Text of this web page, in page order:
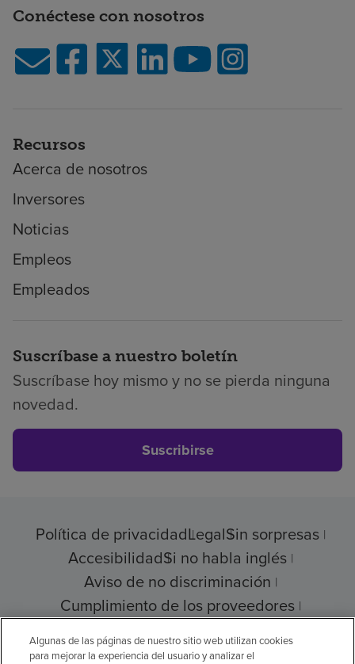
Conéctese con nosotros
Recursos
Acerca de nosotros
Inversores
Noticias
Empleos
Empleados
Suscríbase a nuestro boletín
Suscríbase hoy mismo y no se pierda ninguna
novedad.
Suscribirse
Política de privacidadLegalSin sorpresas
AccesibilidadSi no habla inglés
Aviso de no discriminación
Cumplimiento de los proveedores
Algunas de las páginas de nuestro sitio web utilizan cookies
para mejorar la experiencia del usuario y analizar el